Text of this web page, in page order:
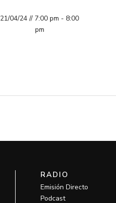
21/04/24 // 7:00 pm - 8:00
pm
RADIO
Emisión Directo
Podcast